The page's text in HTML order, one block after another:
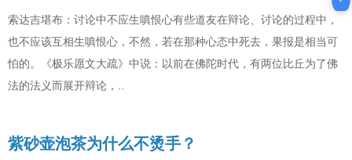
索达吉堪布：讨论中不应生嗔恨心有些道友在辩论、讨论的过程中，
也不应该互相生嗔恨心，不然，若在那种心态中死去，果报是相当可
怕的。《极乐愿文大疏》中说：以前在佛陀时代，有两位比丘为了佛
法的法义而展开辩论，..
紫砂壶泡茶为什么不烫手？